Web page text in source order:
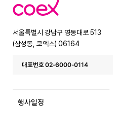
코
엑
서울특별시 강남구 영동대로 513
(삼성동, 코엑스) 06164
대표번호 02-6000-0114
행사일정